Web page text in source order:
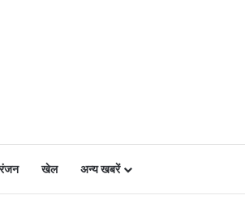
खेल अन्य खबरें
और नैनो यूरिया बने किसानों के भरोसेमंद कृषि साथी…..